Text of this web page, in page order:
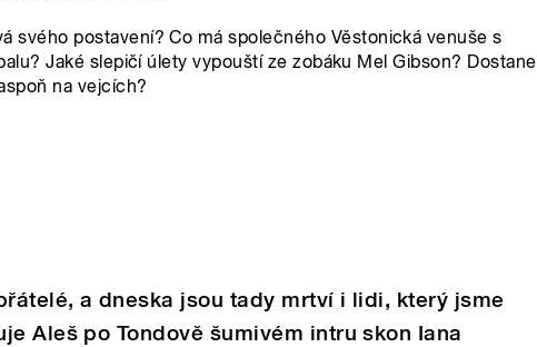
svého postavení? Co má společného Věstonická venuše s
Jaké slepičí úlety vypouští ze zobáku Mel Gibson? Dostane
na vejcích?
a dneska jsou tady mrtví i lidi, který jsme
Aleš po Tondově šumivém intru skon Iana